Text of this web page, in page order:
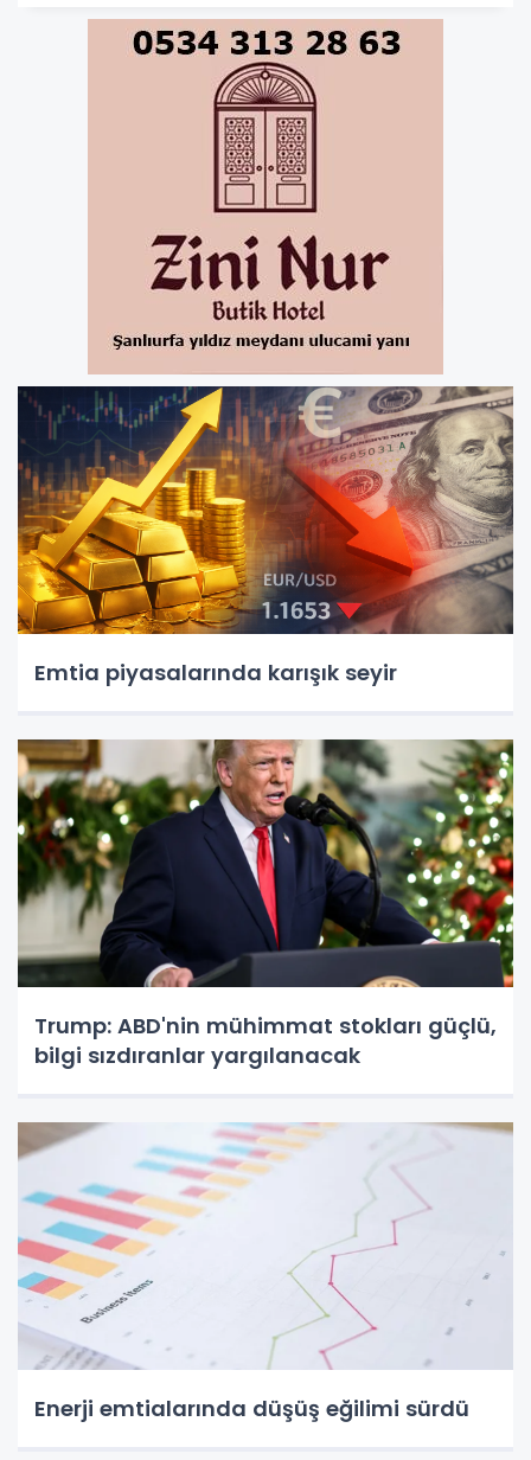
Emtia piyasalarında karışık seyir
Trump: ABD'nin mühimmat stokları güçlü,
bilgi sızdıranlar yargılanacak
Enerji emtialarında düşüş eğilimi sürdü